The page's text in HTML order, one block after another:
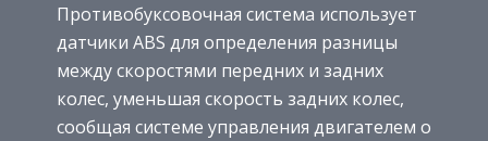
Противобуксовочная система использует
датчики ABS для определения разницы
между скоростями передних и задних
колес, уменьшая скорость задних колес,
сообщая системе управления двигателем о